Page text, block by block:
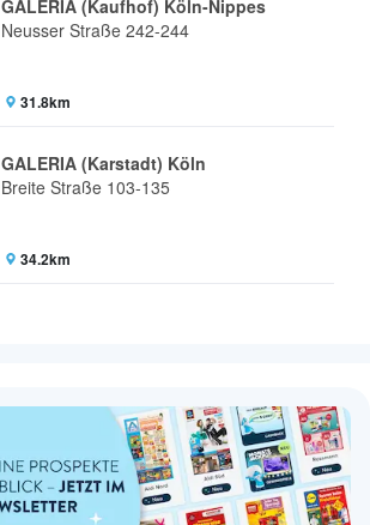
GALERIA (Kaufhof) Köln-Nippes
Neusser Straße 242-244
31.8km
GALERIA (Karstadt) Köln
Breite Straße 103-135
34.2km